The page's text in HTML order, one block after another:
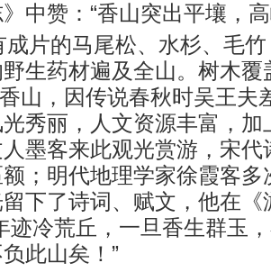
》中赞：“香山突出平壤，
成片的马尾松、水杉、毛
生药材遍及全山。树木
山，因传说春秋时吴王夫
秀丽，人文资源丰富，
墨客来此观光赏游，宋
；明代地理学家徐霞客
下了诗词、赋文，他在
迹冷荒丘，一旦香生群玉
此山矣！”